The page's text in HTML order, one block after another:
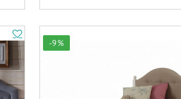
-9%